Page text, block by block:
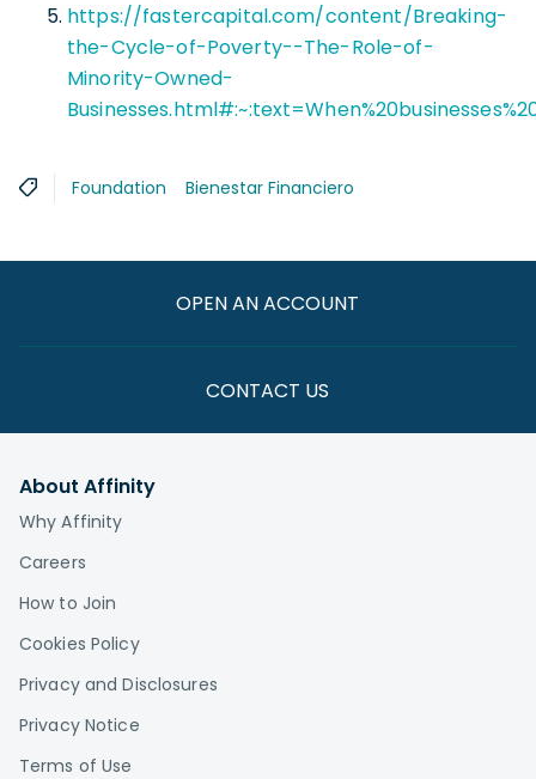
https://fastercapital.com/content/Breaking-
the-Cycle-of-Poverty--The-Role-of-
Minority-Owned-
Foundation Bienestar Financiero
OPEN AN ACCOUNT
CONTACT US
About Affinity
Why Affinity
Careers
How to Join
Cookies Policy
Privacy and Disclosures
Privacy Notice
Terms of Use